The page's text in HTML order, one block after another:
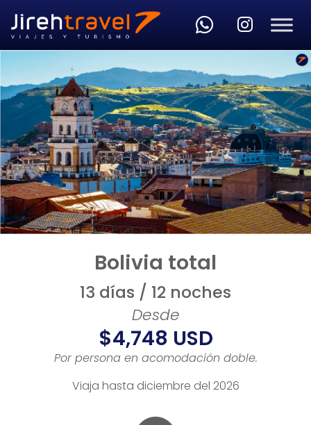
Bolivia total
13 días / 12 noches
Desde
$4,748 USD
Por persona en acomodación doble.
Viaja hasta diciembre del 2026